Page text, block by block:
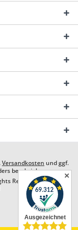
Versandkosten und ggf.
beschrieben
Reserved. Design by
✕